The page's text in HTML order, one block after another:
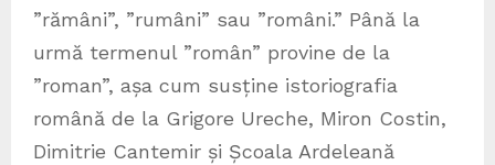
”rămâni”, ”rumâni” sau ”români.” Până la
urmă termenul ”român” provine de la
”roman”, așa cum susține istoriografia
română de la Grigore Ureche, Miron Costin,
Dimitrie Cantemir și Școala Ardeleană